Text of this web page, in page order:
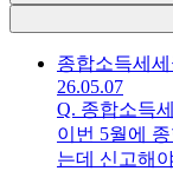
종합소득세 세
26.05.07
Q. 종합소득
이번 5월에
는데 신고해